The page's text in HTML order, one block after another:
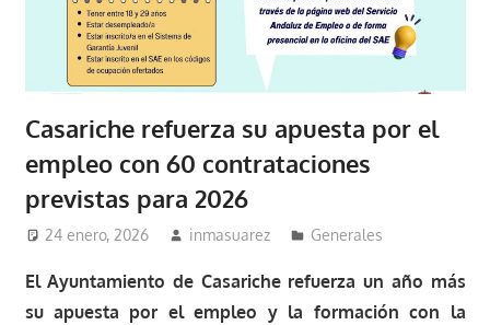
Casariche refuerza su apuesta por el
empleo con 60 contrataciones
previstas para 2026
24 enero, 2026 inmasuarez Generales
El Ayuntamiento de Casariche refuerza un año más
su apuesta por el empleo y la formación con la